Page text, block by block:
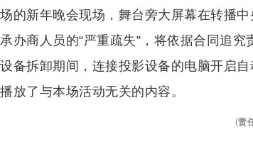
场的新年晚会现场，舞台旁大屏幕在转播
承办商人员的“严重疏失”，将依据合同追
设备拆卸期间，连接投影设备的电脑开启
播放了与本场活动无关的内容。
(责